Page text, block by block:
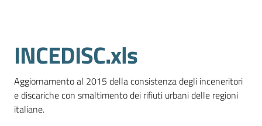
e
Statistica
Orientamento
INCEDISC.xls
Aggiornamento al 2015 della consistenza degli inceneritori
e discariche con smaltimento dei rifiuti urbani delle regioni
italiane.